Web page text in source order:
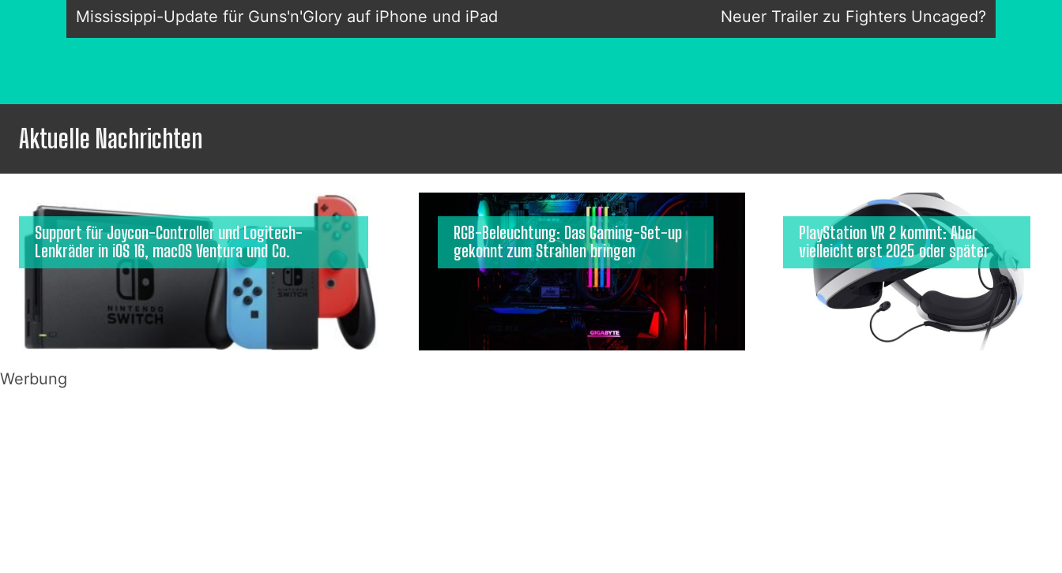
Mississippi-Update für Guns'n'Glory auf iPhone und iPad Neuer Trailer zu Fighters Uncaged?
Aktuelle Nachrichten
Support für Joycon-Controller und Logitech-
Lenkräder in iOS 16, macOS Ventura und Co.
RGB-Beleuchtung: Das Gaming-Set-up
gekonnt zum Strahlen bringen
PlayStation VR 2 kommt: Aber
vielleicht erst 2025 oder später
Werbung